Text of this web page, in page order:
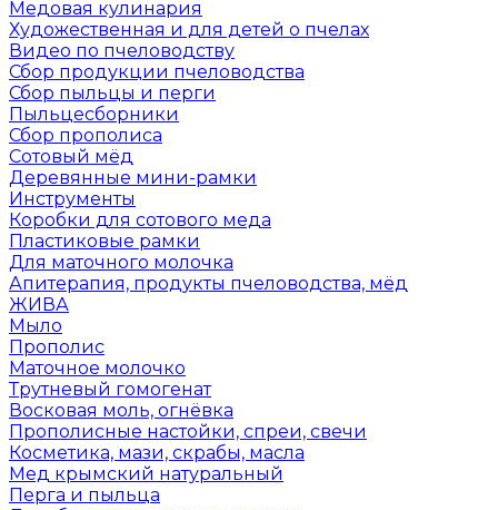
Медовая кулинария
Художественная и для детей о пчелах
Видео по пчеловодству
Сбор продукции пчеловодства
Сбор пыльцы и перги
Пыльцесборники
Сбор прополиса
Сотовый мёд
Деревянные мини-рамки
Инструменты
Коробки для сотового меда
Пластиковые рамки
Для маточного молочка
Апитерапия, продукты пчеловодства, мёд
ЖИВА
Мыло
Прополис
Маточное молочко
Трутневый гомогенат
Восковая моль, огнёвка
Прополисные настойки, спреи, свечи
Косметика, мази, скрабы, масла
Мед крымский натуральный
Перга и пыльца